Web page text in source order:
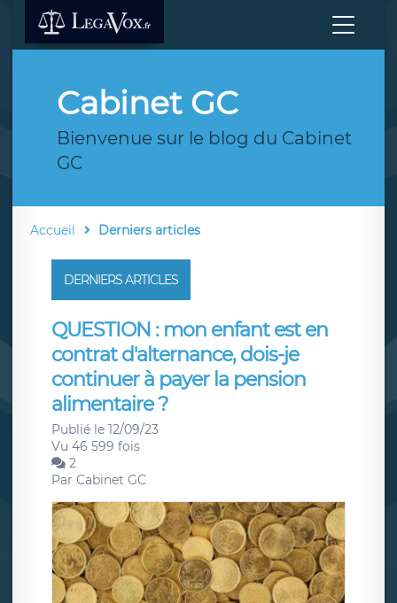
Cabinet GC
Bienvenue sur le blog du Cabinet
GC
Accueil Derniers articles
DERNIERS ARTICLES
QUESTION : mon enfant est en
contrat d'alternance, dois-je
continuer à payer la pension
alimentaire ?
Publié le 12/09/23
Vu 46 599 fois
2
Par Cabinet GC